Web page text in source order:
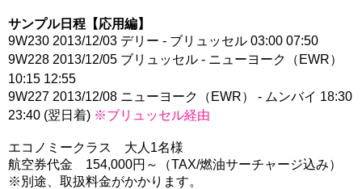
サンプル日程【応用編】
9W230 2013/12/03 デリー - ブリュッセル 03:00 07:50
9W228 2013/12/05 ブリュッセル - ニューヨーク（EWR）
10:15 12:55
9W227 2013/12/08 ニューヨーク（EWR） - ムンバイ 18:30
23:40 (翌日着) ※ブリュッセル経由
エコノミークラス 大人1名様
航空券代金 154,000円～（TAX/燃油サーチャージ込み）
※別途、取扱料金がかかります。